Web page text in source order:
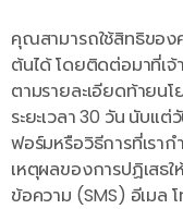
คุณสามารถใช้สิทธิของ
ต้นได้ โดยติดต่อมาที่เ
ตามรายละเอียดท้ายนโ
ระยะเวลา 30 วัน นับแ
ฟอร์มหรือวิธีการที่เราก
เหตุผลของการปฏิเสธ
ข้อความ (SMS) อีเมล